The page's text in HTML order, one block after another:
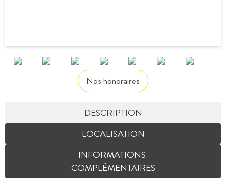
Nos honoraires
DESCRIPTION
LOCALISATION
INFORMATIONS
COMPLÉMENTAIRES